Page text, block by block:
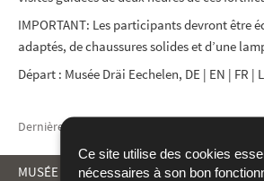
Ce site utilise des cookies
nécessaires à son bon
IMPORTANT: Les participants devront être
adaptés, de chaussures solides et d’une
Départ : Musée Dräi Eechelen, DE | EN | FR |
Dernière mise à jour
MUSÉE DRÄI EECHELEN